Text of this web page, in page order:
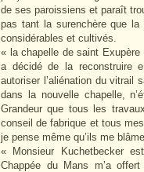
de ses paroissiens et paraît
pas tant la surenchère que la
considérables et cultivés.
« la chapelle de saint
a décidé de la reconstruire
autoriser l’aliénation du vitrail
dans la nouvelle chapelle,
Grandeur que tous les
conseil de fabrique et tous
je pense même qu’ils me
« Monsieur Kuchetbecker
Chappée du Mans m’a